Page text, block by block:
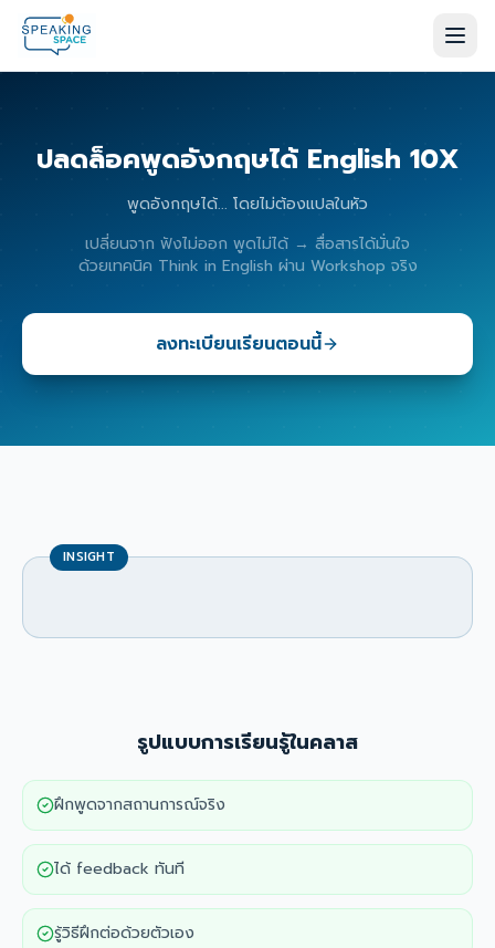
ปลดล็อคพูดอังกฤษได้ English 10X
พูดอังกฤษได้... โดยไม่ต้องแปลในหัว
เปลี่ยนจาก ฟังไม่ออก พูดไม่ได้ → สื่อสารได้มั่นใจ
ด้วยเทคนิค Think in English ผ่าน Workshop จริง
ลงทะเบียนเรียนตอนนี้
INSIGHT
รูปแบบการเรียนรู้ในคลาส
ฝึกพูดจากสถานการณ์จริง
ได้ feedback ทันที
รู้วิธีฝึกต่อด้วยตัวเอง